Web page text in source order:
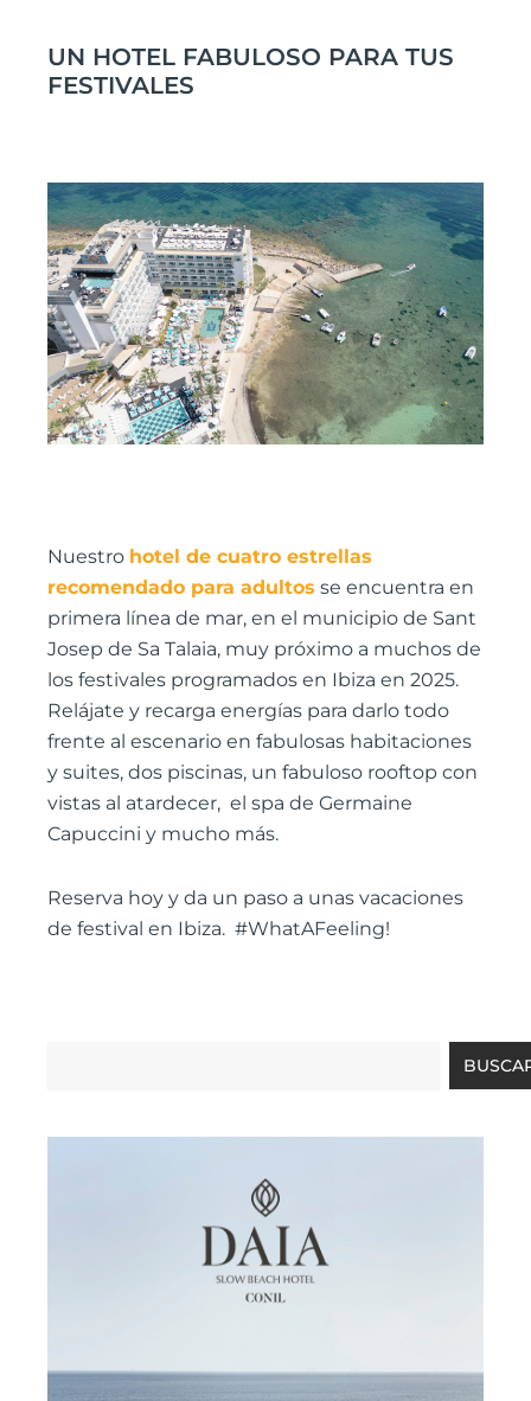
UN HOTEL FABULOSO PARA TUS
FESTIVALES
Nuestro hotel de cuatro estrellas
recomendado para adultos se encuentra en
primera línea de mar, en el municipio de Sant
Josep de Sa Talaia, muy próximo a muchos de
los festivales programados en Ibiza en 2025.
Relájate y recarga energías para darlo todo
frente al escenario en fabulosas habitaciones
y suites, dos piscinas, un fabuloso rooftop con
vistas al atardecer, el spa de Germaine
Capuccini y mucho más.
Reserva hoy y da un paso a unas vacaciones
de festival en Ibiza. #WhatAFeeling!